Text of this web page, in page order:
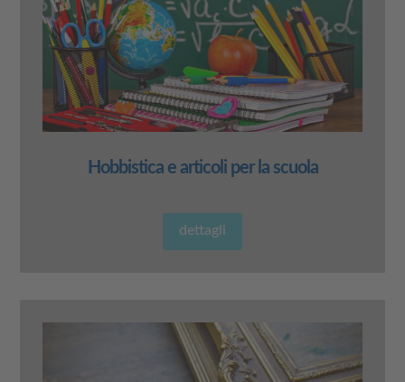
Hobbistica e articoli per la scuola
dettagli